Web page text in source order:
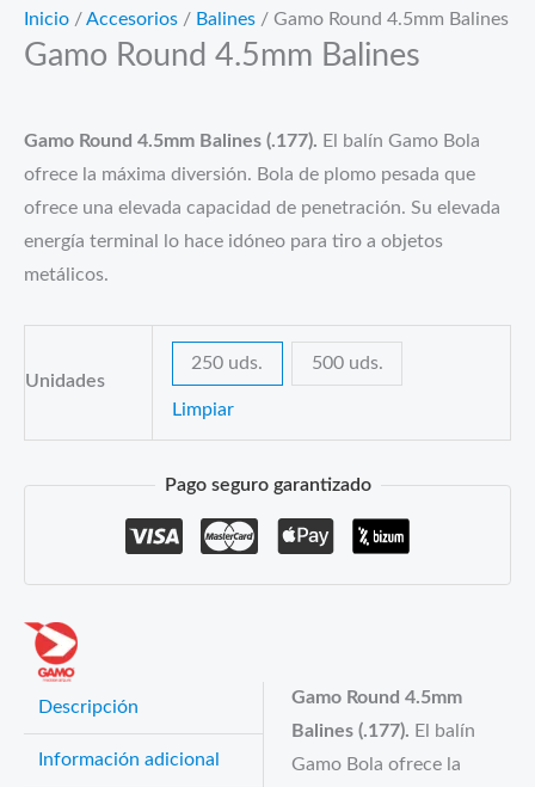
Inicio / Accesorios / Balines / Gamo Round 4.5mm Balines
Gamo Round 4.5mm Balines
Gamo Round 4.5mm Balines (.177). El balín Gamo Bola
ofrece la máxima diversión. Bola de plomo pesada que
ofrece una elevada capacidad de penetración. Su elevada
energía terminal lo hace idóneo para tiro a objetos
metálicos.
Unidades
250 uds. 500 uds.
Limpiar
Pago seguro garantizado
Descripción
Información adicional
Gamo Round 4.5mm
Balines (.177). El balín
Gamo Bola ofrece la